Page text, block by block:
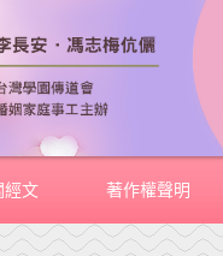
經文 著作權聲明